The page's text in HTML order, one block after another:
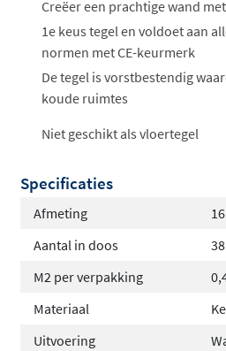
Creëer een prachtige wand
1e keus tegel en voldoet aan
normen met CE-keurmerk
De tegel is vorstbestendig
koude ruimtes
Niet geschikt als vloertegel
Specificaties
Afmeting
Aantal in doos
M2 per verpakking
Materiaal
Uitvoering